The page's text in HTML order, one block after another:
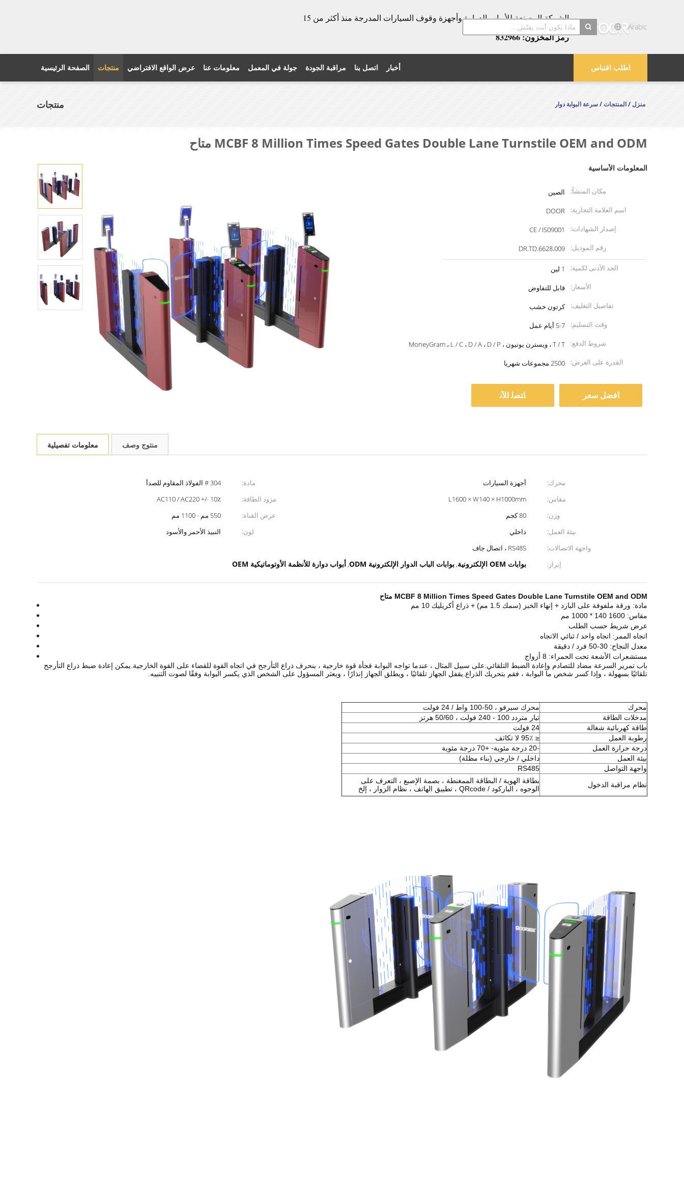
الشركة المصنعة للأبواب الدوارة وأجهزة وقوف السيارات المدرجة منذ أكثر من 15
عامًا!
رمز المخزون: 832966
Arabic
اطلب اقتباس الصفحة الرئيسية منتجات عرض الواقع الافتراضي معلومات عنا جولة في المعمل مراقبة الجودة اتصل بنا أخبار
منتجات منزل/المنتجات/سرعة البوابة دوار
MCBF 8 Million Times Speed ​​Gates Double Lane Turnstile OEM and ODM متاح
المعلومات الأساسية
مكان المنشأ:
الصين
اسم العلامة التجارية:
DOOR
إصدار الشهادات:
CE / IS09001
رقم الموديل:
DR.TD.6628.009
الحد الأدنى لكمية:
1 لين
الأسعار:
قابل للتفاوض
تفاصيل التغليف:
كرتون خشب
وقت التسليم:
5-7 أيام عمل
شروط الدفع:
T / T ، ويسترن يونيون ، MoneyGram ، L / C ، D / A ، D / P
القدرة على العرض:
2500 مجموعات شهريا
افضل سعر ﺎﺘﺼﻟ ﺍﻶﻧ
معلومات تفصيلية منتوج وصف
محرك: أجهزة السيارات مادة:
304 # الفولاذ المقاوم للصدأ
مقاس:
L1600 × W140 × H1000mm مزود الطاقة:
AC110 / AC220 +/- 10٪
وزن:
80 كجم عرض القناة:
550 مم - 1100 مم
بيئة العمل:
داخلي لون:
النبيذ الأحمر والأسود
واجهة الاتصالات:
RS485 ، اتصال جاف
إبراز:
بوابات OEM الإلكترونية , بوابات الباب الدوار الإلكترونية ODM , أبواب دوارة للأنظمة الأوتوماتيكية OEM
MCBF 8 Million Times Speed ​​Gates Double Lane Turnstile OEM and ODM متاح
مادة: ورقة ملفوفة على البارد + إنهاء الخبز (سمك 1.5 مم) + ذراع أكريليك 10 مم
مقاس: 1600 140 * 1000 مم
عرض شريط حسب الطلب
اتجاه الممر: اتجاه واحد / ثنائي الاتجاه
معدل النجاح: 30-50 فرد / دقيقة
مستشعرات الأشعة تحت الحمراء: 8 أزواج
باب تمرير السرعة مضاد للتصادم وإعادة الضبط التلقائي.على سبيل المثال ، عندما تواجه البوابة فجأة قوة خارجية ، ينحرف ذراع التأرجح في اتجاه القوة للقضاء على القوة الخارجية.يمكن إعادة ضبط ذراع التأرجح
تلقائيًا بسهولة ، وإذا كسر شخص ما البوابة ، فقم بتحريك الذراع.يقفل الجهاز تلقائيًا ، ويطلق الجهاز إنذارًا ، ويعثر المسؤول على الشخص الذي يكسر البوابة وفقًا لصوت التنبيه.
محرك
محرك سيرفو ، 50-100 واط / 24 فولت
مدخلات الطاقة
تيار متردد 100 - 240 فولت ، 50/60 هرتز
طاقة كهربائية شغالة
24 فولت
رطوبة العمل
≤ 95٪ لا تكاثف
درجة حرارة العمل
-20 درجة مئوية- +70 درجة مئوية
بيئة العمل
داخلي / خارجي (بناء مظلة)
واجهة التواصل
RS485
نظام مراقبة الدخول
بطاقة الهوية / البطاقة الممغنطة ، بصمة الإصبع ، التعرف على
الوجوه ، الباركود / QRcode ، تطبيق الهاتف ، نظام الزوار ، إلخ